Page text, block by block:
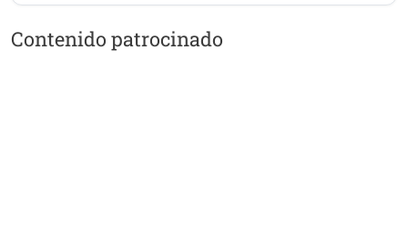
Contenido patrocinado